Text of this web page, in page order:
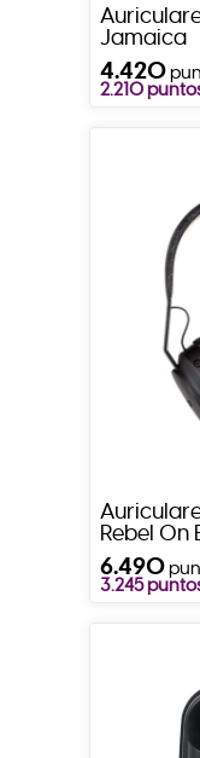
Jamaica
4.420
2.210
Rebel On
6.490
3.245